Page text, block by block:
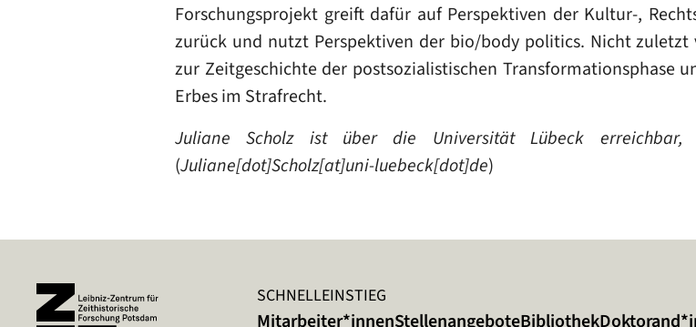
Forschungsprojekt greift dafür auf Perspektiven der Kultur-,
zurück und nutzt Perspektiven der bio/body politics. Nicht
zur Zeitgeschichte der postsozialistischen Transformationsphase
Erbes im Strafrecht.
Juliane Scholz ist über die Universität Lübeck
(Juliane[dot]Scholz[at]uni-luebeck[dot]de)
SCHNELLEINSTIEG
Mitarbeiter*innenStellenangeboteBibliothek